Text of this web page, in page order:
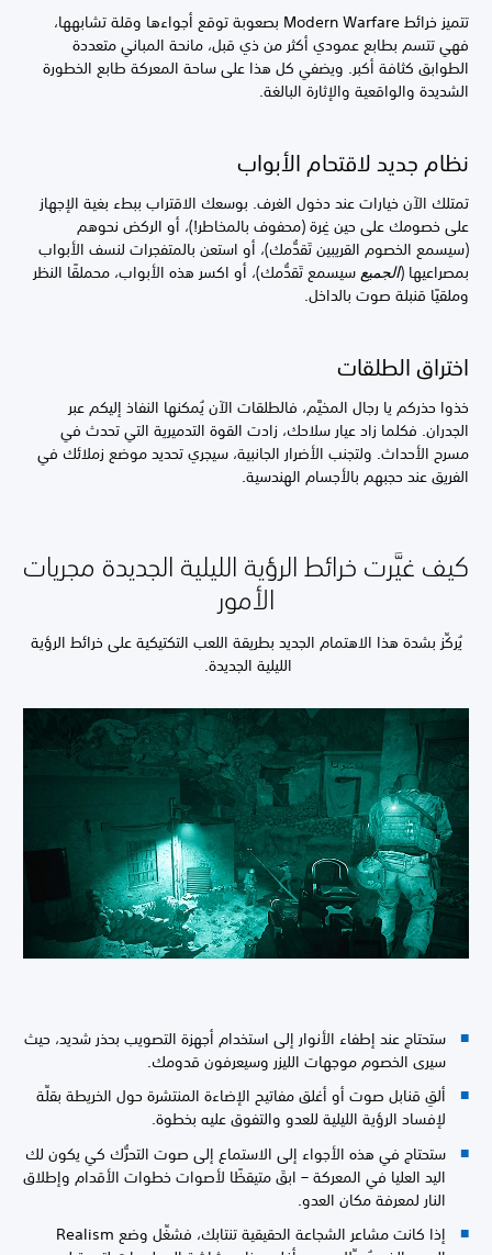
تتميز خرائط Modern Warfare بصعوبة توقع أجواءها وقلة تشابهها،
فهي تتسم بطابع عمودي أكثر من ذي قبل، مانحة المباني متعددة
الطوابق كثافة أكبر. ويضفي كل هذا على ساحة المعركة طابع الخطورة
الشديدة والواقعية والإثارة البالغة.
نظام جديد لاقتحام الأبواب
تمتلك الآن خيارات عند دخول الغرف. بوسعك الاقتراب ببطء بغية الإجهاز
على خصومك على حين غِرة (محفوف بالمخاطر!)، أو الركض نحوهم
(سيسمع الخصوم القريبين تَقدُّمك)، أو استعن بالمتفجرات لنسف الأبواب
بمصراعيها ( الجميعسيسمع تَقدُّمك)، أو اكسر هذه الأبواب، محملقًا النظر
وملقيًا قنبلة صوت بالداخل.
اختراق الطلقات
خذوا حذركم يا رجال المخيَّم، فالطلقات الآن يُمكنها النفاذ إليكم عبر
الجدران. فكلما زاد عيار سلاحك، زادت القوة التدميرية التي تحدث في
مسرح الأحداث. ولتجنب الأضرار الجانبية، سيجري تحديد موضع زملائك في
الفريق عند حجبهم بالأجسام الهندسية.
كيف غيَّرت خرائط الرؤية الليلية الجديدة مجريات
الأمور
يُركِّز بشدة هذا الاهتمام الجديد بطريقة اللعب التكتيكية على خرائط الرؤية
الليلية الجديدة.
ستحتاج عند إطفاء الأنوار إلى استخدام أجهزة التصويب بحذر شديد، حيث
سيرى الخصوم موجهات الليزر وسيعرفون قدومك.
ألقِ قنابل صوت أو أغلق مفاتيح الإضاءة المنتشرة حول الخريطة بقلِّة
لإفساد الرؤية الليلية للعدو والتفوق عليه بخطوة.
ستحتاج في هذه الأجواء إلى الاستماع إلى صوت التحرُّك كي يكون لك
اليد العليا في المعركة – ابقَ متيقظًا لأصوات خطوات الأقدام وإطلاق
النار لمعرفة مكان العدو.
إذا كانت مشاعر الشجاعة الحقيقية تنتابك، فشغِّل وضع Realism